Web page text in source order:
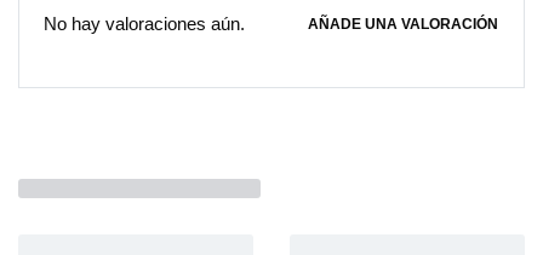
No hay valoraciones aún. AÑADE UNA VALORACIÓN